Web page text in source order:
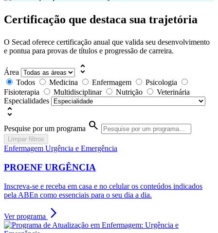
Certificação que destaca sua trajetória
O Secad oferece certificação anual que valida seu desenvolvimento
e pontua para provas de títulos e progressão de carreira.
Área unfold_more
Todos Medicina Enfermagem
Psicologia
Fisioterapia
Multidisciplinar Nutrição
Veterinária
Especialidades
unfold_more
Pesquise por um programa search
Limpar filtros
Enfermagem Urgência e Emergência
PROENF URGÊNCIA
Inscreva-se e receba em casa e no celular os conteúdos indicados
pela ABEn como essenciais para o seu dia a dia.
Ver programa arrow_forward_ios